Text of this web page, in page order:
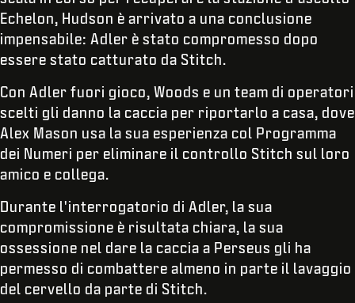
Echelon, Hudson è arrivato a una conclusione
impensabile: Adler è stato compromesso dopo
essere stato catturato da Stitch.
Con Adler fuori gioco, Woods e un team di operatori
scelti gli danno la caccia per riportarlo a casa, dove
Alex Mason usa la sua esperienza col Programma
dei Numeri per eliminare il controllo Stitch sul loro
amico e collega.
Durante l'interrogatorio di Adler, la sua
compromissione è risultata chiara, la sua
ossessione nel dare la caccia a Perseus gli ha
permesso di combattere almeno in parte il lavaggio
del cervello da parte di Stitch.